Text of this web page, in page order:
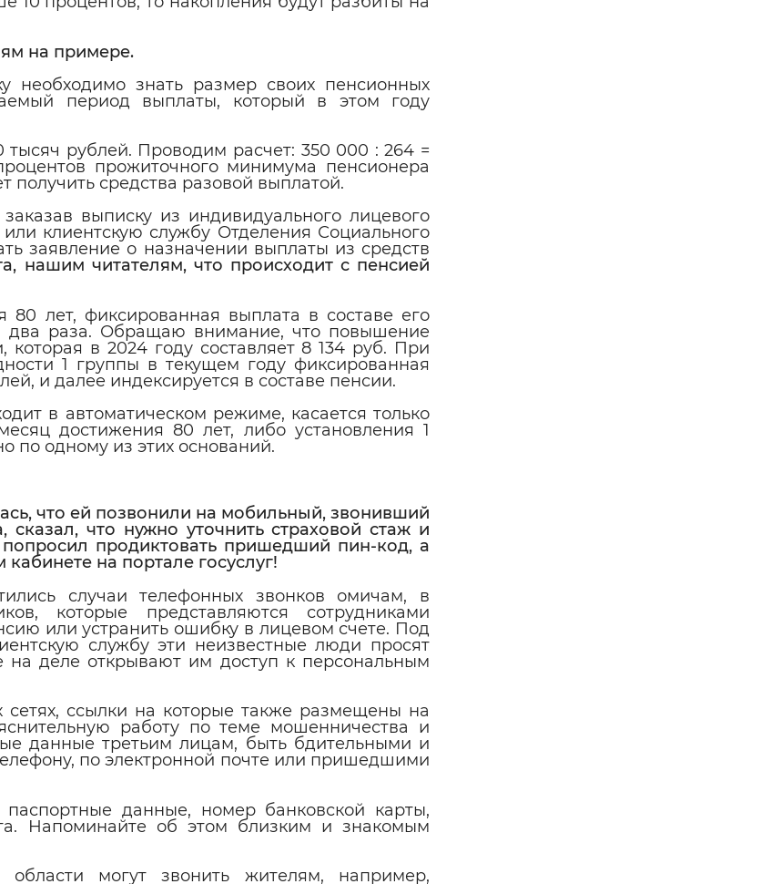
на примере.
необходимо знать размер своих пенсионных
период выплаты, который в этом году
рублей. Проводим расчет: 350 000 : 264 =
прожиточного минимума пенсионера
средства разовой выплатой.
выписку из индивидуального лицевого
клиентскую службу Отделения Социального
заявление о назначении выплаты из средств
нашим читателям, что происходит с пенсией
80 лет, фиксированная выплата в составе его
два раза. Обращаю внимание, что повышение
в 2024 году составляет 8 134 руб. При
1 группы в текущем году фиксированная
и далее индексируется в составе пенсии.
в автоматическом режиме, касается только
достижения 80 лет, либо установления 1
по одному из этих оснований.
что ей позвонили на мобильный, звонивший
что нужно уточнить страховой стаж и
продиктовать пришедший пин-код, а
на портале госуслуг!
случаи телефонных звонков омичам, в
которые представляются сотрудниками
или устранить ошибку в лицевом счете. Под
службу эти неизвестные люди просят
деле открывают им доступ к персональным
ссылки на которые также размещены на
работу по теме мошенничества и
данные третьим лицам, быть бдительными и
по электронной почте или пришедшими
данные, номер банковской карты,
Напоминайте об этом близким и знакомым
могут звонить жителям, например,